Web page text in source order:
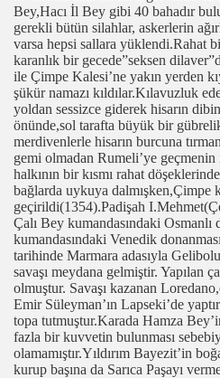
Bey,Hacı İl Bey gibi 40 bahadır
gerekli bütün silahlar, askerlerin
varsa hepsi sallara yüklendi.Rahat
karanlık bir gecede”seksen
ile Çimpe Kalesi’ne yakın yerden
şükür namazı kıldılar.Kılavuzluk
yoldan sessizce giderek hisarın
önünde,sol tarafta büyük bir
merdivenlerle hisarın burcuna
gemi olmadan Rumeli’ye geçmenin
halkının bir kısmı rahat
bağlarda uykuya dalmışken,Çimpe
geçirildi(1354).Padişah
Çalı Bey kumandasındaki
kumandasındaki Venedik
tarihinde Marmara adasıyla
savaşı meydana gelmiştir. Yapılan
olmuştur. Savaşı kazanan
Emir Süleyman’ın Lapseki’de
topa tutmuştur.Karada Hamza
fazla bir kuvvetin bulunması
olamamıştır.Yıldırım Bayezit’in
kurup başına da Sarıca Paşayı